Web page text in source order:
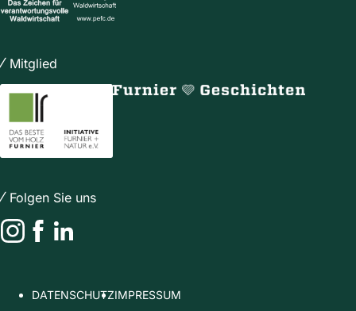
Mitglied
Folgen Sie uns
DATENSCHUTZIMPRESSUM